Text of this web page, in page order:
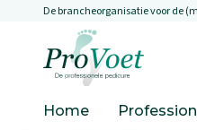
Overslaan en naar de inhoud
De brancheorganisatie voor de
Home